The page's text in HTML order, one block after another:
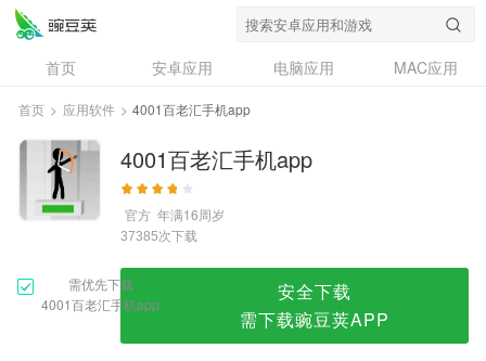
4001百老汇手机app
首页 安卓应用 电脑应用
MAC应用
资讯
专题
问答
首页 > 应用软件 > 4001百老汇手机app
4001百老汇手机app
官方 年满16周岁
37385次下载
需优先下载
4001百老汇手机app
安全下载
需下载豌豆荚APP